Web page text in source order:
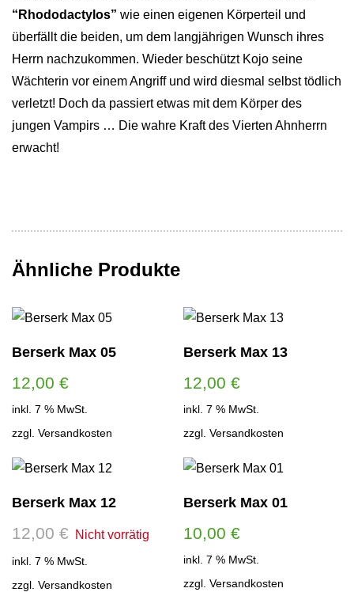
“Rhododactylos” wie einen eigenen Körperteil und
überfällt die beiden, um dem langjährigen Wunsch ihres
Herrn nachzukommen. Wieder beschützt Kojo seine
Wächterin vor einem Angriff und wird diesmal selbst tödlich
verletzt! Doch da passiert etwas mit dem Körper des
jungen Vampirs … Die wahre Kraft des Vierten Ahnherrn
erwacht!
Ähnliche Produkte
Berserk Max 05
12,00 €
inkl. 7 % MwSt.
zzgl. Versandkosten
Berserk Max 13
12,00€
inkl. 7 % MwSt.
zzgl.Versandkosten
Berserk Max 12
12,00 €
inkl. 7 % MwSt.
zzgl. Versandkosten
Berserk Max 01
10,00€
inkl. 7 % MwSt.
zzgl.Versandkosten